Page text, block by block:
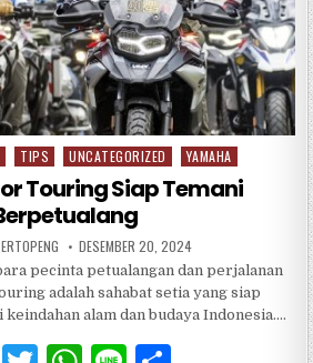
TIPS UNCATEGORIZED YAMAHA
Touring Siap Temani
DESEMBER 20, 2024
pecinta petualangan dan perjalanan
adalah sahabat setia yang siap
alam dan budaya Indonesia….